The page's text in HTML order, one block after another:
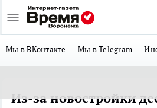
Мы в ВКонтакте Мы в Telegram
Из-за новостройки